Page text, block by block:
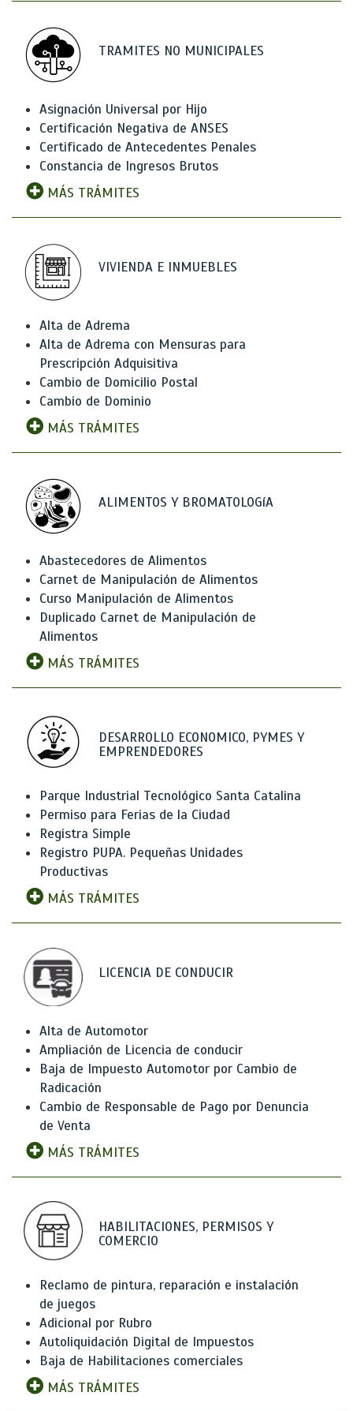
TRAMITES NO MUNICIPALES
Asignación Universal por Hijo
Certificación Negativa de ANSES
Certificado de Antecedentes Penales
Constancia de Ingresos Brutos
MÁS TRÁMITES
VIVIENDA E INMUEBLES
Alta de Adrema
Alta de Adrema con Mensuras para
Prescripción Adquisitiva
Cambio de Domicilio Postal
Cambio de Dominio
MÁS TRÁMITES
ALIMENTOS Y BROMATOLOGíA
Abastecedores de Alimentos
Carnet de Manipulación de Alimentos
Curso Manipulación de Alimentos
Duplicado Carnet de Manipulación de
Alimentos
MÁS TRÁMITES
DESARROLLO ECONOMICO, PYMES Y
EMPRENDEDORES
Parque Industrial Tecnológico Santa Catalina
Permiso para Ferias de la Ciudad
Registra Simple
Registro PUPA. Pequeñas Unidades
Productivas
MÁS TRÁMITES
LICENCIA DE CONDUCIR
Alta de Automotor
Ampliación de Licencia de conducir
Baja de Impuesto Automotor por Cambio de
Radicación
Cambio de Responsable de Pago por Denuncia
de Venta
MÁS TRÁMITES
HABILITACIONES, PERMISOS Y
COMERCIO
Reclamo de pintura, reparación e instalación
de juegos
Adicional por Rubro
Autoliquidación Digital de Impuestos
Baja de Habilitaciones comerciales
MÁS TRÁMITES